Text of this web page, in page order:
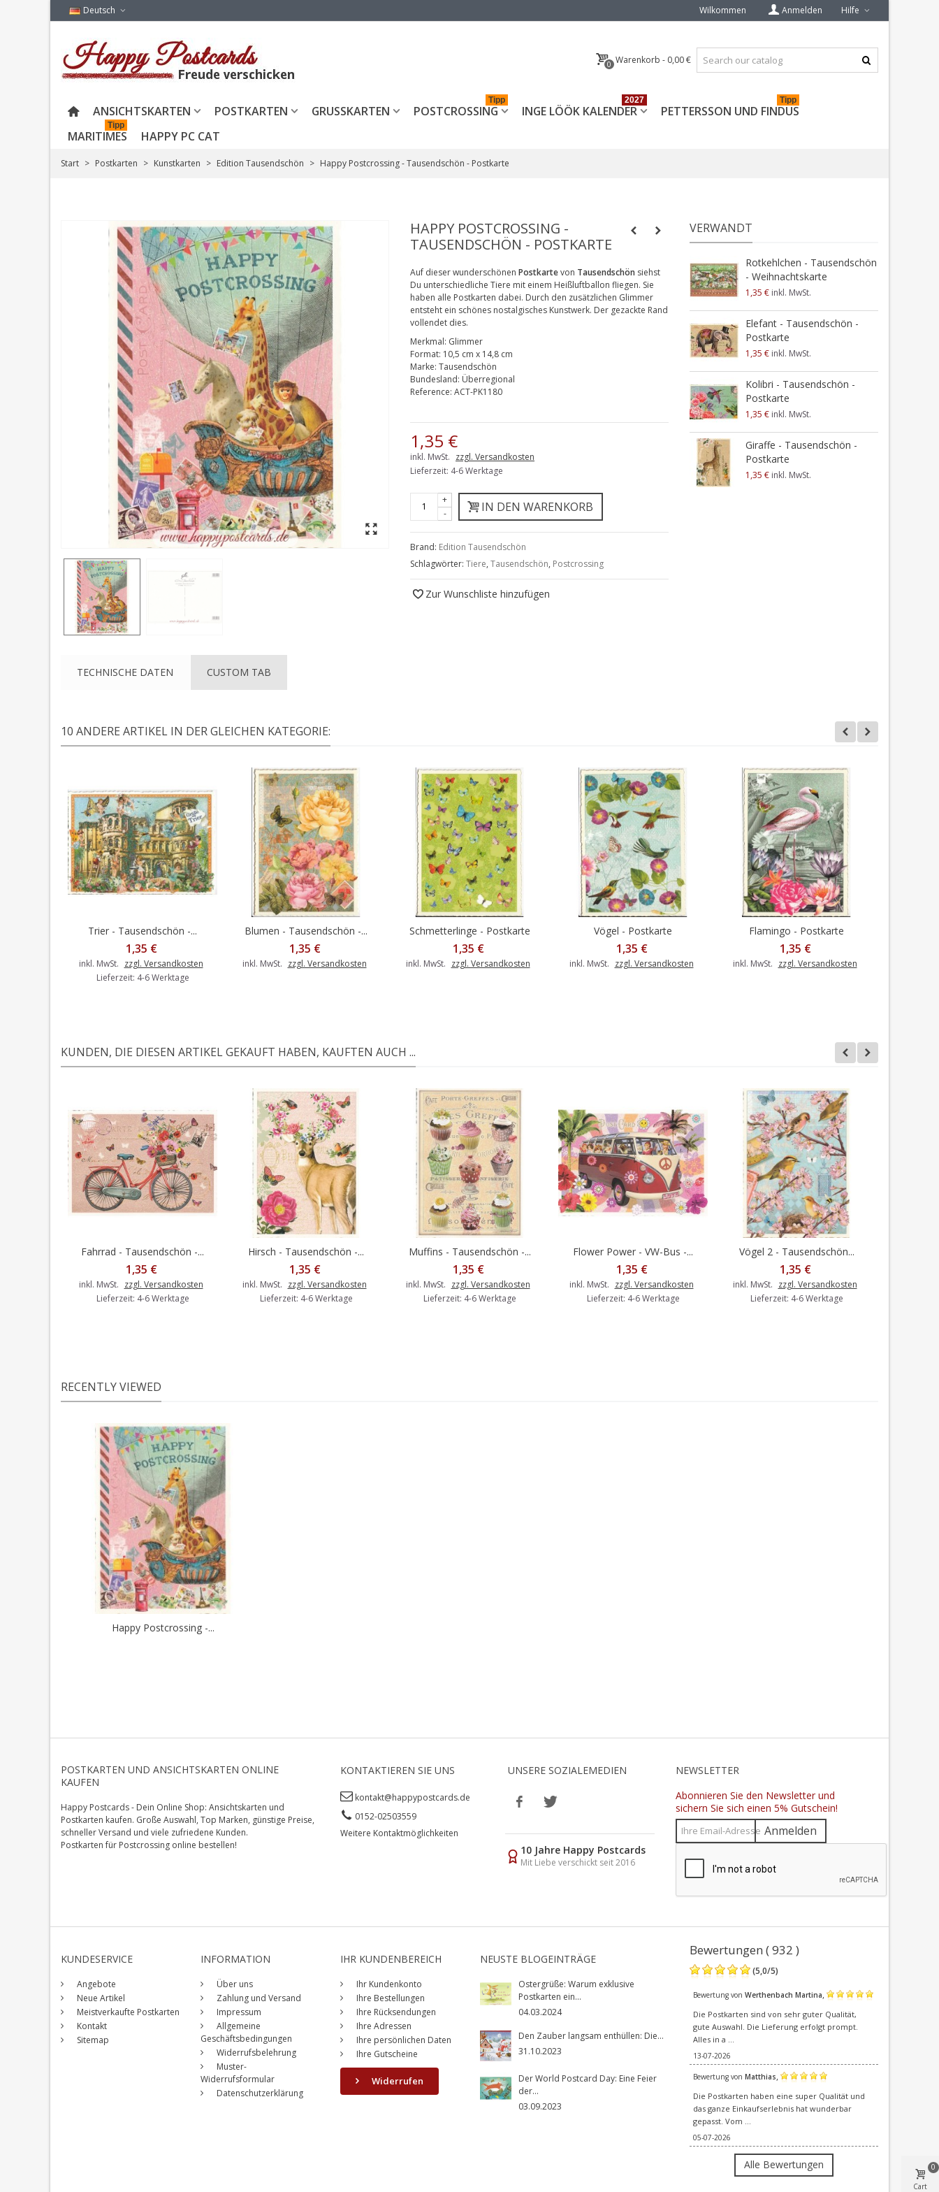
Deutsch Wilkommen Anmelden Hilfe
0 Warenkorb - 0,00 €
ANSICHTSKARTEN POSTKARTEN GRUSSKARTEN POSTCROSSING
Tipp
INGE LÖÖK KALENDER
2027
PETTERSSON UND FINDUS
Tipp
MARITIMES
Tipp
HAPPY PC CAT
Start > Postkarten > Kunstkarten > Edition Tausendschön > Happy Postcrossing - Tausendschön - Postkarte
HAPPY POSTCROSSING -
TAUSENDSCHÖN - POSTKARTE
Auf dieser wunderschönen Postkartevon Tausendschön siehst
Du unterschiedliche Tiere mit einem Heißluftballon fliegen. Sie
haben alle Postkarten dabei. Durch den zusätzlichen Glimmer
entsteht ein schönes nostalgisches Kunstwerk. Der gezackte Rand
vollendet dies.
Merkmal: Glimmer
Format: 10,5 cm x 14,8 cm
Marke: Tausendschön
Bundesland: Überregional
Reference: ACT-PK1180
1,35 €
inkl. MwSt. zzgl. Versandkosten
Lieferzeit: 4-6 Werktage
-
+ IN DEN WARENKORB
Brand: Edition Tausendschön
Schlagwörter: Tiere, Tausendschön, Postcrossing
Zur Wunschliste hinzufügen
VERWANDT
Rotkehlchen - Tausendschön
- Weihnachtskarte
1,35 € inkl. MwSt.
Elefant - Tausendschön -
Postkarte
1,35 € inkl. MwSt.
Kolibri - Tausendschön -
Postkarte
1,35 € inkl. MwSt.
Giraffe - Tausendschön -
Postkarte
1,35 € inkl. MwSt.
TECHNISCHE DATEN CUSTOM TAB
10 ANDERE ARTIKEL IN DER GLEICHEN KATEGORIE:
In den Warenkorb
Trier - Tausendschön -...
1,35 €
inkl. MwSt. zzgl. Versandkosten
Lieferzeit: 4-6 Werktage
Blumen - Tausendschön -...
1,35 €
inkl. MwSt. zzgl. Versandkosten
Schmetterlinge - Postkarte
1,35 €
inkl. MwSt. zzgl. Versandkosten
Vögel - Postkarte
1,35 €
inkl. MwSt. zzgl. Versandkosten
Flamingo - Postkarte
1,35 €
inkl. MwSt. zzgl. Versandkosten
KUNDEN, DIE DIESEN ARTIKEL GEKAUFT HABEN, KAUFTEN AUCH ...
In den Warenkorb
Fahrrad - Tausendschön -...
1,35 €
inkl. MwSt. zzgl. Versandkosten
Lieferzeit: 4-6 Werktage
In den Warenkorb
Hirsch - Tausendschön -...
1,35 €
inkl. MwSt. zzgl. Versandkosten
Lieferzeit: 4-6 Werktage
In den Warenkorb
Muffins - Tausendschön -...
1,35 €
inkl. MwSt. zzgl. Versandkosten
Lieferzeit: 4-6 Werktage
In den Warenkorb
Flower Power - VW-Bus -...
1,35 €
inkl. MwSt. zzgl. Versandkosten
Lieferzeit: 4-6 Werktage
In den Warenkorb
Vögel 2 - Tausendschön...
1,35 €
inkl. MwSt. zzgl. Versandkosten
Lieferzeit: 4-6 Werktage
RECENTLY VIEWED
Happy Postcrossing -...
POSTKARTEN UND ANSICHTSKARTEN ONLINE
KAUFEN
Happy Postcards - Dein Online Shop: Ansichtskarten und
Postkarten kaufen. Große Auswahl, Top Marken, günstige Preise,
schneller Versand und viele zufriedene Kunden.
Postkarten für Postcrossing online bestellen!
KONTAKTIEREN SIE UNS
kontakt@happypostcards.de
0152-02503559
Weitere Kontaktmöglichkeiten
UNSERE SOZIALEMEDIEN
10 Jahre Happy Postcards
Mit Liebe verschickt seit 2016
NEWSLETTER
Abonnieren Sie den Newsletter und
sichern Sie sich einen 5% Gutschein!
Anmelden
KUNDESERVICE
Angebote
Neue Artikel
Meistverkaufte Postkarten
Kontakt
Sitemap
INFORMATION
Über uns
Zahlung und Versand
Impressum
Allgemeine
Geschäftsbedingungen
Widerrufsbelehrung
Muster-
Widerrufsformular
Datenschutzerklärung
IHR KUNDENBEREICH
Ihr Kundenkonto
Ihre Bestellungen
Ihre Rücksendungen
Ihre Adressen
Ihre persönlichen Daten
Ihre Gutscheine
Widerrufen
NEUSTE BLOGEINTRÄGE
Ostergrüße: Warum exklusive
Postkarten ein...
04.03.2024
Den Zauber langsam enthüllen: Die...
31.10.2023
Der World Postcard Day: Eine Feier
der...
03.09.2023
Bewertungen ( 932 )
(5,0/5)
Bewertung von Werthenbach Martina,
Die Postkarten sind von sehr guter Qualität,
gute Auswahl. Die Lieferung erfolgt prompt.
Alles in a ...
13-07-2026
Bewertung von Matthias,
Die Postkarten haben eine super Qualität und
das ganze Einkaufserlebnis hat wunderbar
gepasst. Vom ...
05-07-2026
Alle Bewertungen
Cart
0